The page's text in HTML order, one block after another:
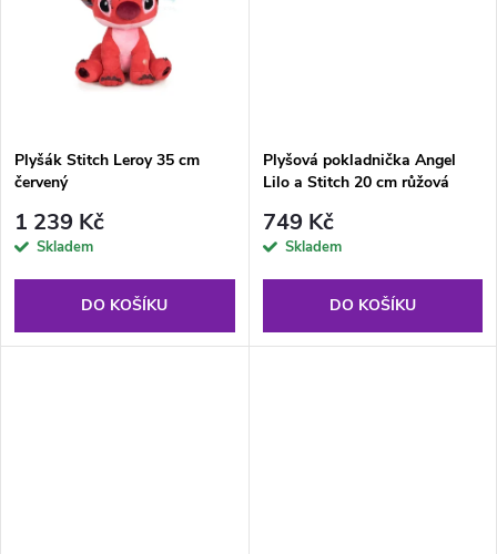
ů
Plyšák Stitch Leroy 35 cm
červený
1 239 Kč
Skladem
DO KOŠÍKU
Plyšová pokladnička Angel
Lilo a Stitch 20 cm růžová
749 Kč
Skladem
DO KOŠÍKU